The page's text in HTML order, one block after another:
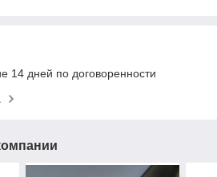
14 дней по договоренности